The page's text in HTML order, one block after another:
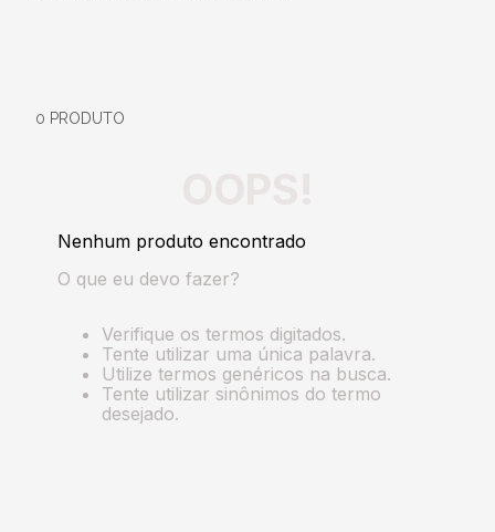
0 PRODUTO
Nenhum produto encontrado
O que eu devo fazer?
Verifique os termos digitados.
Tente utilizar uma única palavra.
Utilize termos genéricos na busca.
Tente utilizar sinônimos do termo
desejado.